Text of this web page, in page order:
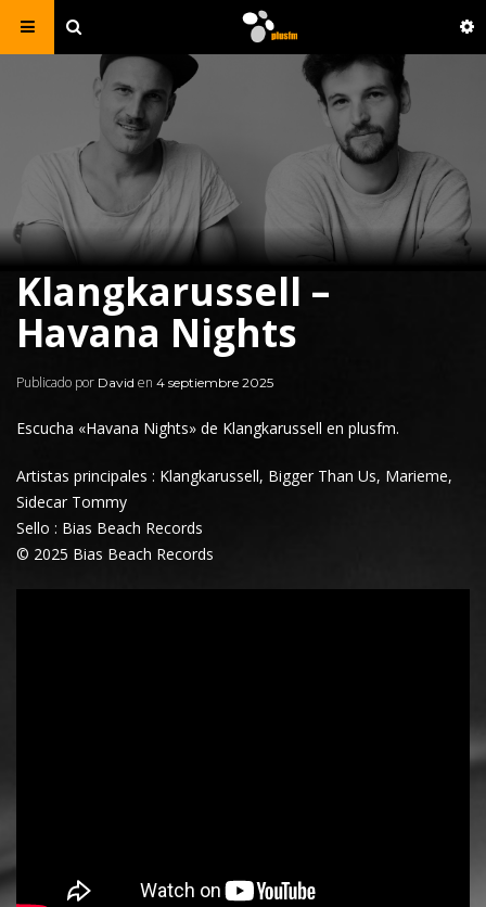
Klangkarussell –
Havana Nights
Publicado por David en 4 septiembre 2025
Escucha «Havana Nights» de Klangkarussell en plusfm.
Artistas principales : Klangkarussell, Bigger Than Us, Marieme,
Sidecar Tommy
Sello : Bias Beach Records
© 2025 Bias Beach Records